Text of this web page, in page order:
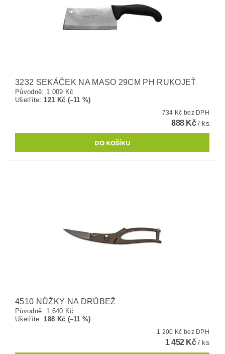
3232 SEKÁČEK NA MASO 29CM PH RUKOJEŤ
Původně: 1 009 Kč
Ušetříte:121 Kč (–11 %)
734 Kč bez DPH
888 Kč/ ks
4510 NŮŽKY NA DRŮBEŽ
Původně: 1 640 Kč
Ušetříte: 188 Kč (–11 %)
1 200 Kč bez DPH
1 452 Kč/ ks